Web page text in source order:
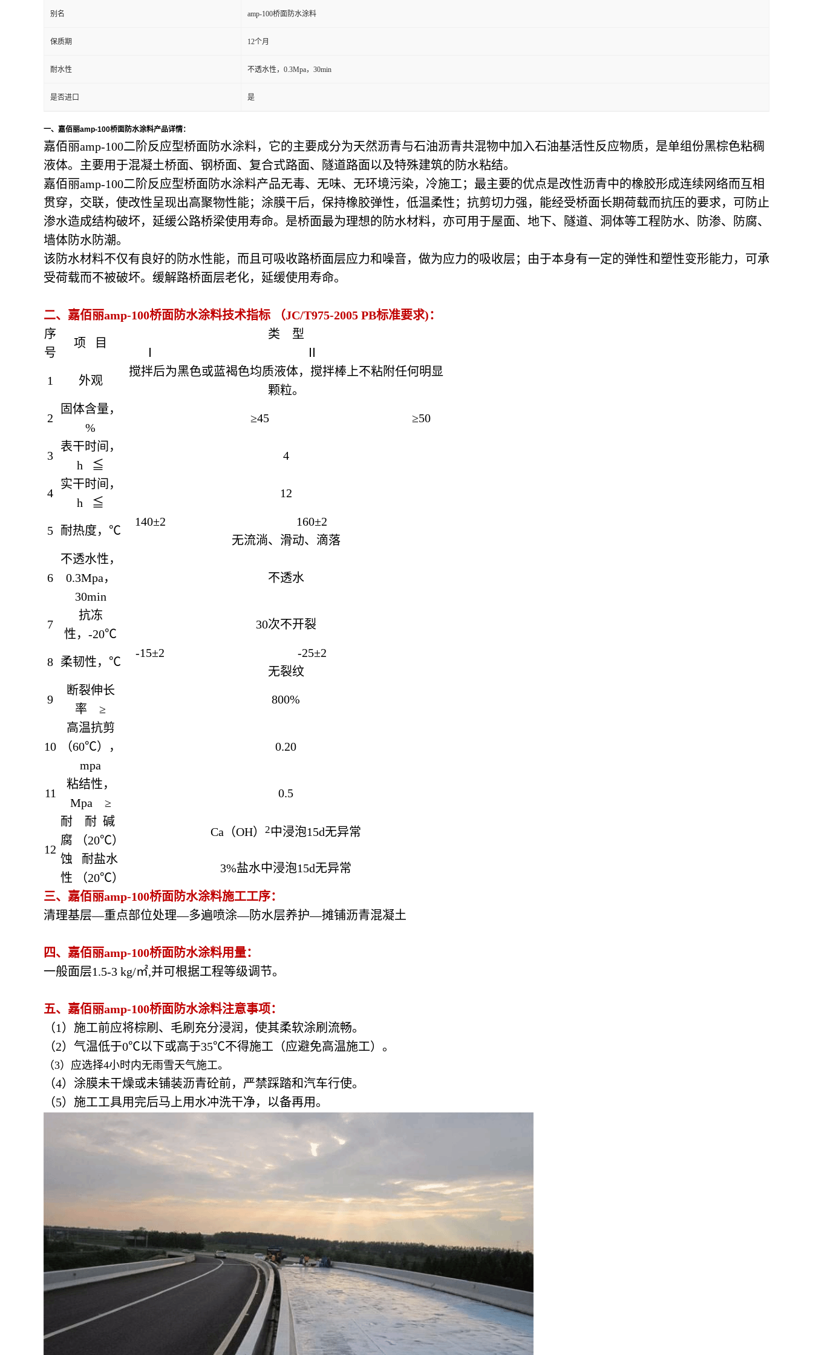
别名 amp-100桥面防水涂料
保质期 12个月
耐水性 不透水性，0.3Mpa，30min
是否进口 是
一、嘉佰丽amp-100桥面防水涂料产品详情：
嘉佰丽amp-100二阶反应型桥面防水涂料，它的主要成分为天然沥青与石油沥青共混物中加入石油基活性反应物质，是单组份黑棕色粘稠
液体。主要用于混凝土桥面、钢桥面、复合式路面、隧道路面以及特殊建筑的防水粘结。
嘉佰丽amp-100二阶反应型桥面防水涂料产品无毒、无味、无环境污染，冷施工；最主要的优点是改性沥青中的橡胶形成连续网络而互相
贯穿，交联，使改性呈现出高聚物性能；涂膜干后，保持橡胶弹性，低温柔性；抗剪切力强，能经受桥面长期荷载而抗压的要求，可防止
渗水造成结构破坏，延缓公路桥梁使用寿命。是桥面最为理想的防水材料，亦可用于屋面、地下、隧道、洞体等工程防水、防渗、防腐、
墙体防水防潮。
该防水材料不仅有良好的防水性能，而且可吸收路桥面层应力和噪音，做为应力的吸收层；由于本身有一定的弹性和塑性变形能力，可承
受荷载而不被破坏。缓解路桥面层老化，延缓使用寿命。
二、嘉佰丽amp-100桥面防水涂料技术指标 （JC/T975-2005 PB标准要求)：
序
号
项 目
类 型
1 外观
搅拌后为黑色或蓝褐色均质液体，搅拌棒上不粘附任何明显
颗粒。
2
固体含量，
%
≥45 ≥50
3
表干时间，
h ≦
4
4
实干时间，
h ≦
12
5 耐热度，℃
140±2
160±2
无流淌、滑动、滴落
6
不透水性，
0.3Mpa，
30min
不透水
7
抗冻
性，-20℃
30次不开裂
8 柔韧性，℃
-15±2
-25±2
无裂纹
9
断裂伸长
率 ≥
800%
10
高温抗剪
（60℃），
mpa
0.20
11
粘结性，
Mpa ≥
0.5
12
耐
腐
蚀
性
耐 碱
（20℃）
Ca（OH） 2中浸泡15d无异常
耐盐水
（20℃）
3%盐水中浸泡15d无异常
三、嘉佰丽amp-100桥面防水涂料施工工序：
清理基层—重点部位处理—多遍喷涂—防水层养护—摊铺沥青混凝土
四、嘉佰丽amp-100桥面防水涂料用量：
一般面层1.5-3 kg/㎡,并可根据工程等级调节。
五、嘉佰丽amp-100桥面防水涂料注意事项：
（1）施工前应将棕刷、毛刷充分浸润，使其柔软涂刷流畅。
（2）气温低于0℃以下或高于35℃不得施工（应避免高温施工）。
（3）应选择4小时内无雨雪天气施工。
（4）涂膜未干燥或未铺装沥青砼前，严禁踩踏和汽车行使。
（5）施工工具用完后马上用水冲洗干净，以备再用。